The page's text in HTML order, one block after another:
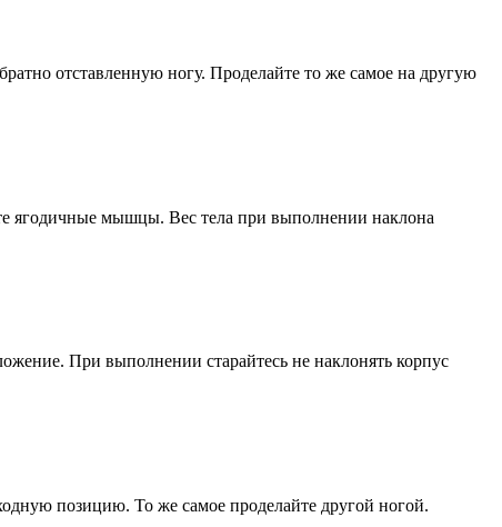
отставленную ногу. Проделайте то же самое на другую
ягодичные мышцы. Вес тела при выполнении наклона
При выполнении старайтесь не наклонять корпус
позицию. То же самое проделайте другой ногой.